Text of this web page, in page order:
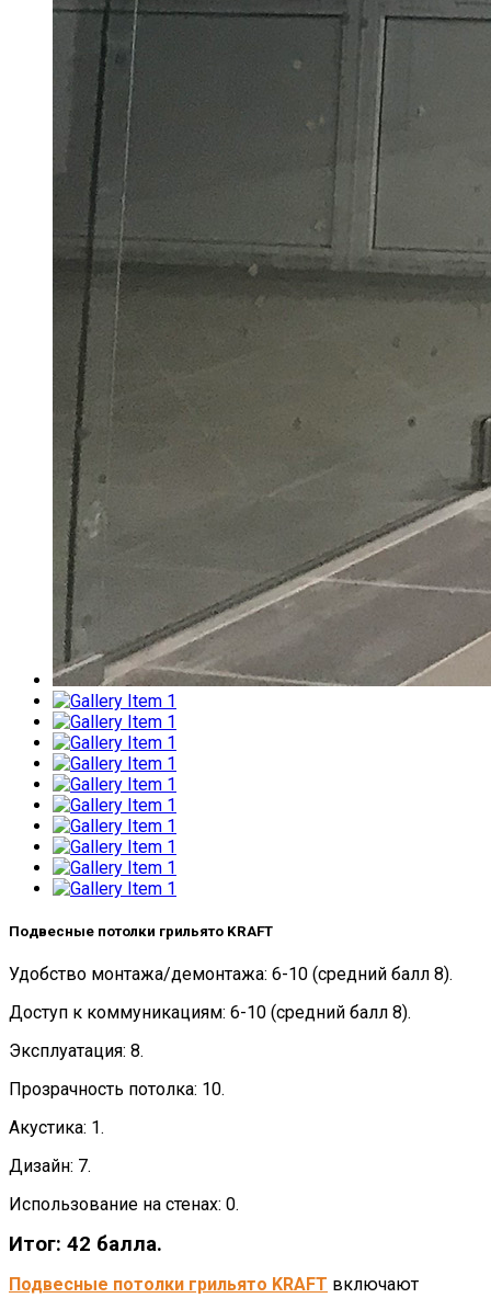
Подвесные потолки грильято KRAFT
Удобство монтажа/демонтажа: 6-10 (средний балл 8).
Доступ к коммуникациям: 6-10 (средний балл 8).
Эксплуатация: 8.
Прозрачность потолка: 10.
Акустика: 1.
Дизайн: 7.
Использование на стенах: 0.
Итог: 42 балла.
Подвесные потолки грильято KRAFT включают